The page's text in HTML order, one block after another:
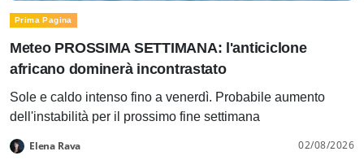
Prima Pagina
Meteo PROSSIMA SETTIMANA: l'anticiclone
africano dominerà incontrastato
Sole e caldo intenso fino a venerdì. Probabile aumento
dell'instabilità per il prossimo fine settimana
Elena Rava 02/08/2026